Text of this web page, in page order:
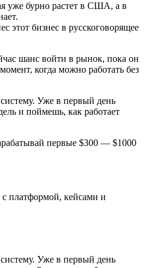
уже бурно растет в США, а в
этот бизнес в русскоговорящее
шанс войти в рынок, пока он
когда можно работать без
Уже в первый день
и поймешь, как работает
первые $300 — $1000
платформой, кейсами и
Уже в первый день